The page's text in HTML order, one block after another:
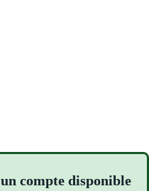
compte disponible